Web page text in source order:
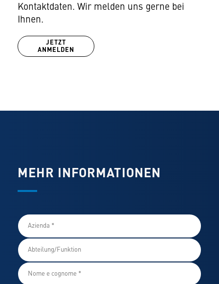
Kontaktdaten. Wir melden uns gerne bei
Ihnen.
JETZT
ANMELDEN
MEHR INFORMATIONEN